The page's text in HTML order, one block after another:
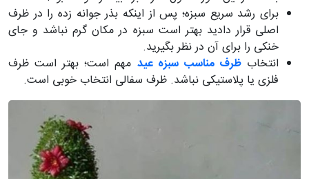
برای رشد سریع سبزه؛ پس از اینکه بذر جوانه زده را در ظرف
اصلی قرار دادید بهتر است سبزه در مکان گرم نباشد و جای
خنکی را برای آن در نظر بگیرید.
انتخابظرف مناسب سبزه عید مهم است؛ بهتر است ظرف
فلزی یا پلاستیکی نباشد. ظرف سفالی انتخاب خوبی است.